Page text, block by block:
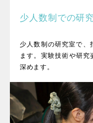
少人数制での研
少人数制の研究室で
ます。​実験技術や研
深めます。